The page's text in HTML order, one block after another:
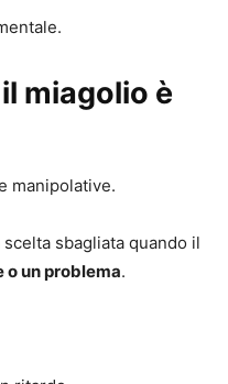
miagolio è
manipolative.
sbagliata quando il
o un problema.